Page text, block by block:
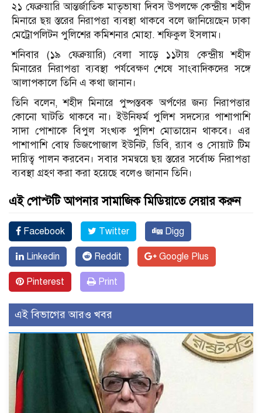
২১ ফেব্রুয়ারি আন্তর্জাতিক মাতৃভাষা দিবস উপলক্ষে কেন্দ্রীয় শহীদ
মিনারে ছয় স্তরের নিরাপত্তা ব্যবস্থা থাকবে বলে জানিয়েছেন ঢাকা
মেট্রোপলিটন পুলিশের কমিশনার মোহা. শফিকুল ইসলাম।
শনিবার (১৯ ফেব্রুয়ারি) বেলা সাড়ে ১১টায় কেন্দ্রীয় শহীদ
মিনারের নিরাপত্তা ব্যবস্থা পর্যবেক্ষণ শেষে সাংবাদিকদের সঙ্গে
আলাপকালে তিনি এ কথা জানান।
তিনি বলেন, শহীদ মিনারে পুষ্পস্তবক অর্পণের জন্য নিরাপত্তার
কোনো ঘাটতি থাকবে না। ইউনিফর্ম পুলিশ সদস্যের পাশাপাশি
সাদা পোশাকে বিপুল সংখ্যক পুলিশ মোতায়েন থাকবে। এর
পাশাপাশি বোম্ব ডিজপোজাল ইউনিট, ডিবি, র‌্যাব ও সোয়াট টিম
দায়িত্ব পালন করবেন। সবার সমন্বয়ে ছয় স্তরের সর্বোচ্চ নিরাপত্তা
ব্যবস্থা গ্রহণ করা করা হয়েছে বলেও জানান তিনি।
এই পোস্টটি আপনার সামাজিক মিডিয়াতে সেয়ার করুন
Facebook Twitter Digg
Linkedin Reddit Google Plus
Pinterest Print
এই বিভাগের আরও খবর